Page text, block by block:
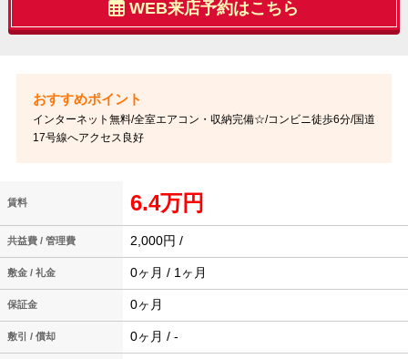
WEB来店予約はこちら
インターネット無料/全室エアコン・収納完備☆/コンビニ徒歩6分/国道
17号線へアクセス良好
賃料 6.4万円
共益費 / 管理費 2,000円 /
敷金 / 礼金 0ヶ月 / 1ヶ月
保証金 0ヶ月
敷引 / 償却 0ヶ月 / -